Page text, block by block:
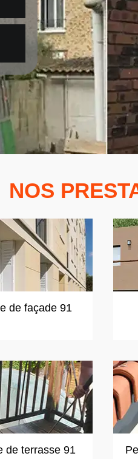
NOS
de façade 91
de terrasse 91